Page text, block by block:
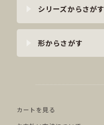
シリーズからさがす
形からさがす
カートを見る